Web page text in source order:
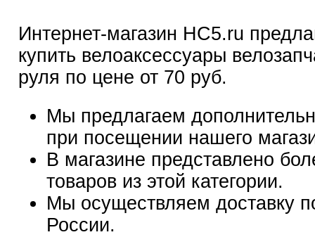
Интернет-магазин HC5.ru
купить велоаксессуары
руля по цене от 70 руб.
Мы предлагаем
при посещении нашего
В магазине представлено
товаров из этой категории.
Мы осуществляем доставку
России.